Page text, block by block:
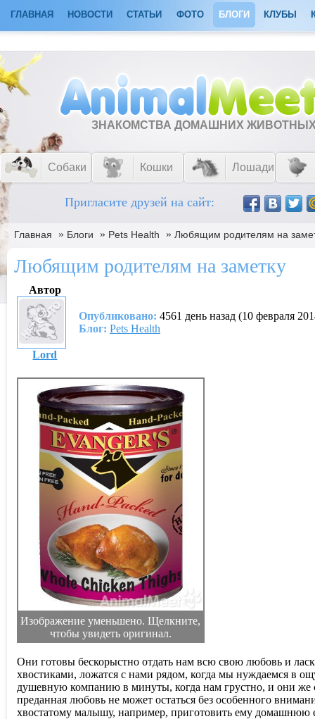
ГЛАВНАЯ НОВОСТИ СТАТЬИ ФОТО БЛОГИ КЛУБЫ
ЗНАКОМСТВА ДОМАШНИХ
Собаки Кошки Лошади
Пригласите друзей на сайт:
Главная » Блоги » Pets Health » Любящим родителям на
Любящим родителям на заметку
Автор
Lord
Опубликовано: 4561 день назад (10 февраля
Блог: Pets Health
Изображение уменьшено. Щелкните,
чтобы увидеть оригинал.
Они готовы бескорыстно отдать нам всю свою любовь и
хвостиками, ложатся с нами рядом, когда мы нуждаемся в
душевную компанию в минуты, когда нам грустно, и они же
преданная любовь не может остаться без особенного
хвостатому малышу, например, приготовить ему домашнюю